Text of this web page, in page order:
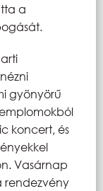
a
gyönyörű
koncert, és
Vasárnap
rendezvény